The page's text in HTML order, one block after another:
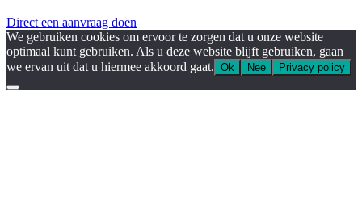
Direct een aanvraag doen
We gebruiken cookies om ervoor te zorgen dat u onze website
optimaal kunt gebruiken. Als u deze website blijft gebruiken, gaan
we ervan uit dat u hiermee akkoord gaat. Ok Nee Privacy policy